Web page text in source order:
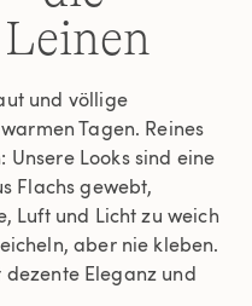
und völlige
Tagen. Reines
Looks sind eine
Flachs gewebt,
Luft und Licht zu weich
aber nie kleben.
dezente Eleganz und